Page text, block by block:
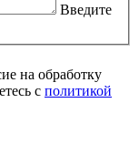
Введите
на обработку
с политикой